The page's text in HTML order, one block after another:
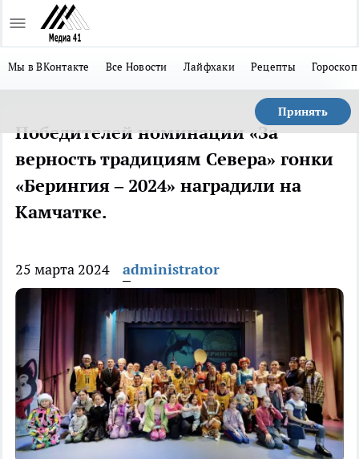
Мы в ВКонтакте Все Новости Лайфхаки Рецепты Гороскоп
Принять
Победителей номинации «За
верность традициям Севера» гонки
«Берингия – 2024» наградили на
Камчатке.
25 марта 2024 administrator